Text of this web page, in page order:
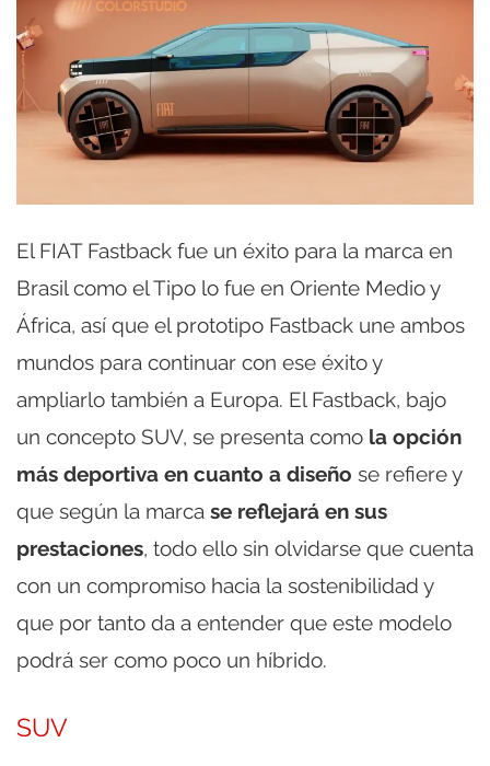
El FIAT Fastback fue un éxito para la marca en
Brasil como el Tipo lo fue en Oriente Medio y
África, así que el prototipo Fastback une ambos
mundos para continuar con ese éxito y
ampliarlo también a Europa. El Fastback, bajo
un concepto SUV, se presenta como la opción
más deportiva en cuanto a diseño se refiere y
que según la marca se reflejará en sus
prestaciones, todo ello sin olvidarse que cuenta
con un compromiso hacia la sostenibilidad y
que por tanto da a entender que este modelo
podrá ser como poco un híbrido.
SUV